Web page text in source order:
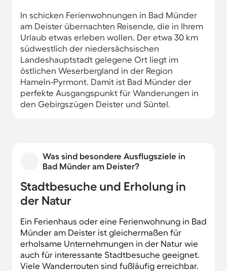
In schicken Ferienwohnungen in Bad Münder
am Deister übernachten Reisende, die in Ihrem
Urlaub etwas erleben wollen. Der etwa 30 km
südwestlich der niedersächsischen
Landeshauptstadt gelegene Ort liegt im
östlichen Weserbergland in der Region
Hameln-Pyrmont. Damit ist Bad Münder der
perfekte Ausgangspunkt für Wanderungen in
den Gebirgszügen Deister und Süntel.
beliebt. Den Namenszusatz Kurstadt erhielt
der Ort im Jahre 1936. Heute trägt Bad Münder
Heilquellenkurbetriebs. Sehenswert sind die
zahlreichen historischen Fachwerkhäuser, die
prägen.
Was sind besondere Ausflugsziele in
Bad Münder am Deister?
Stadtbesuche und Erholung in
der Natur
Ein Ferienhaus oder eine Ferienwohnung in Bad
Münder am Deister ist gleichermaßen für
erholsame Unternehmungen in der Natur wie
auch für interessante Stadtbesuche geeignet.
Viele Wanderrouten sind fußläufig erreichbar.